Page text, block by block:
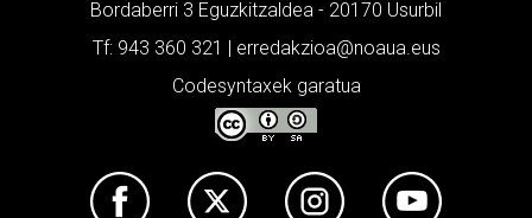
Bordaberri 3 Eguzkitzaldea - 20170 Usurbil
Tf: 943 360 321 | erredakzioa@noaua.eus
Codesyntaxek garatua